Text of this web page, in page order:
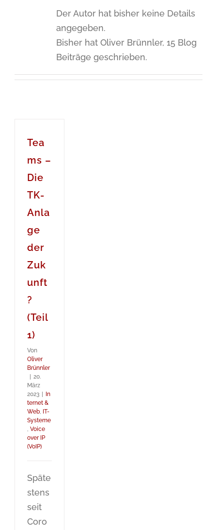
Der Autor hat bisher keine Details
angegeben.
Bisher hat Oliver Brünnler, 15 Blog
Beiträge geschrieben.
Tea
ms –
Die
TK-
Anla
ge
der
Zuk
unft
?
(Teil
1)
Von
Oliver
Brünnler
20.
März
2023
In
ternet &
Web, IT-
Systeme
, Voice
over IP
(VoIP)
Späte
stens
seit
Coro